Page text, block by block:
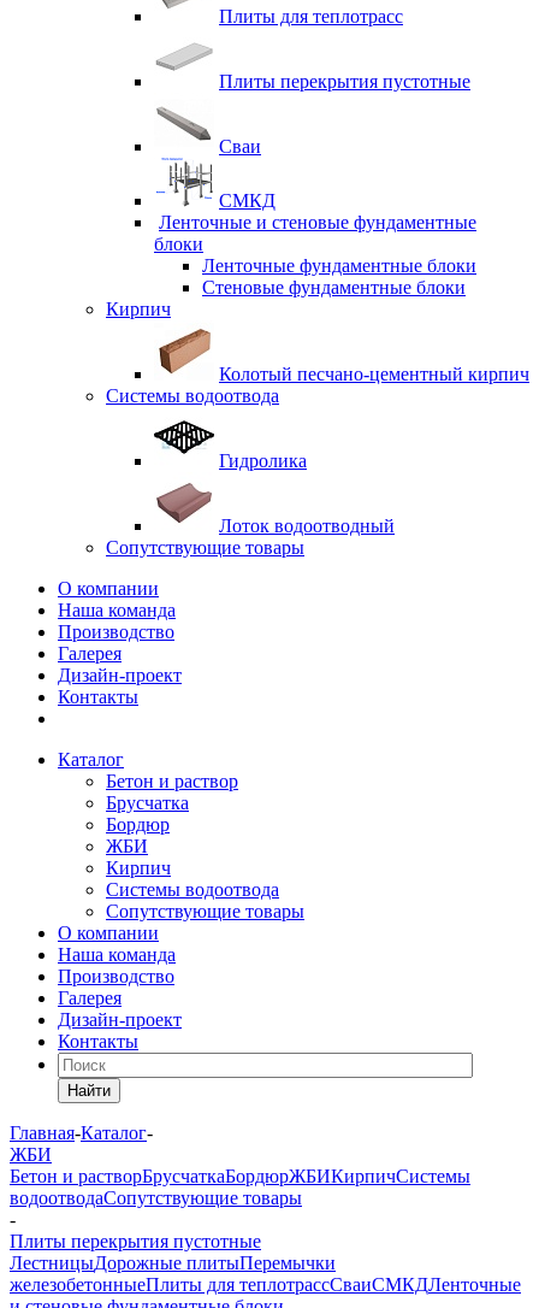
Плиты для теплотрасс
Плиты перекрытия пустотные
Сваи
СМКД
Ленточные и стеновые фундаментные
блоки
Ленточные фундаментные блоки
Стеновые фундаментные блоки
Кирпич
Колотый песчано-цементный кирпич
Системы водоотвода
Гидролика
Лоток водоотводный
Сопутствующие товары
О компании
Наша команда
Производство
Галерея
Дизайн-проект
Контакты
Каталог
Бетон и раствор
Брусчатка
Бордюр
ЖБИ
Кирпич
Системы водоотвода
Сопутствующие товары
О компании
Наша команда
Производство
Галерея
Дизайн-проект
Контакты
Найти
Главная-Каталог-
ЖБИ
Бетон и растворБрусчаткаБордюрЖБИКирпичСистемы
водоотводаСопутствующие товары
-
Плиты перекрытия пустотные
ЛестницыДорожные плитыПеремычки
железобетонныеПлиты для теплотрассСваиСМКДЛенточные